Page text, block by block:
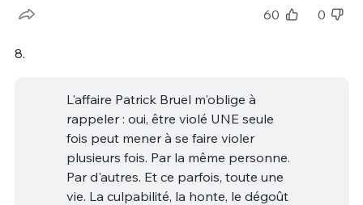
60 0
8.
L'affaire Patrick Bruel m'oblige à
rappeler : oui, être violé UNE seule
fois peut mener à se faire violer
plusieurs fois. Par la même personne.
Par d'autres. Et ce parfois, toute une
vie. La culpabilité, la honte, le dégoût